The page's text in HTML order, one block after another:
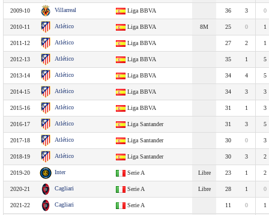
2009-10 Villarreal Liga BBVA 36 3 0
2010-11 Atlético Liga BBVA 8M 25 0 1
2011-12 Atlético Liga BBVA 27 2 1
2012-13 Atlético Liga BBVA 35 1 5
2013-14 Atlético Liga BBVA 34 4 5
2014-15 Atlético Liga BBVA 34 3 3
2015-16 Atlético Liga BBVA 31 1 3
2016-17 Atlético Liga Santander 31 3 5
2017-18 Atlético Liga Santander 30 0 3
2018-19 Atlético Liga Santander 30 3 2
2019-20 Inter Serie A Libre 23 1 2
2020-21 Cagliari Serie A Libre 28 1 0
2021-22 Cagliari Serie A 11 0 1